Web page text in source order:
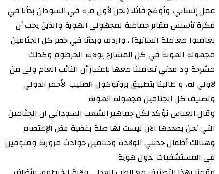
عمل إنساني، وأوضح قائلا (نحن لأول مرة في السودان بدأنا في
فكرة تأسيس مقابر جماعية لمجهولي الهوية والذين يجب أن
يعاملوا معاملة انسانية) ، واردف وبدأنا في حصر كل الجثامين
مجهولة الهوية في كل المشارح بولاية الخرطوم وكذلك
مشرحة ود مدني تعاملنا معها باعتبار أن النائب العام ولي من
لاولي له، و طالبنا بتطبيق بروتوكول الصليب الأحمر الدولي
وتصنيف كل الجثامين مجهولة الهوية.
وقال العباس نؤكد لكل جماهير الشعب السوداني ان الجثامين
التي نحن بصددها الان ليست لها صلة بقضية فض الإعتصام
وهنالك أطفال حديثي الولادة وجثامين حوادث مرورية ومتوفين
في المستشفيات بدون هوية